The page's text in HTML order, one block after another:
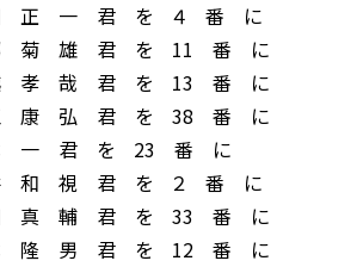
正 一 君 を ４ 番 に
菊 雄 君 を 11 番 に
孝 哉 君 を 13 番 に
康 弘 君 を 38 番 に
一 君 を 23 番 に
和 視 君 を ２ 番 に
真 輔 君 を 33 番 に
隆 男 君 を 12 番 に